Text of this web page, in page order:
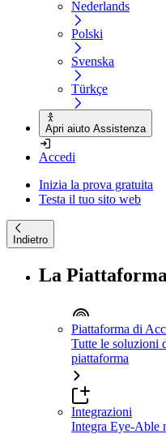
Nederlands
Polski
Svenska
Türkçe
Apri aiuto Assistenza
Accedi
Inizia la prova gratuita
Testa il tuo sito web
Indietro
La Piattaforma
Piattaforma di
Tutte le soluzioni
piattaforma
Integrazioni
Integra Eye-Able